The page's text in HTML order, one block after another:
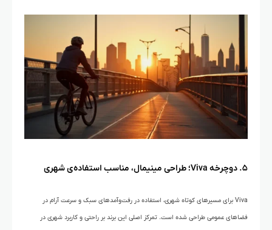
۵. دوچرخه Viva؛ طراحی مینیمال، مناسب استفاده‌ی شهری
Viva برای مسیرهای کوتاه شهری، استفاده‌ در رفت‌وآمدهای سبک و سرعت آرام در
فضاهای عمومی طراحی شده است. تمرکز اصلی این برند بر راحتی و کاربرد شهری در